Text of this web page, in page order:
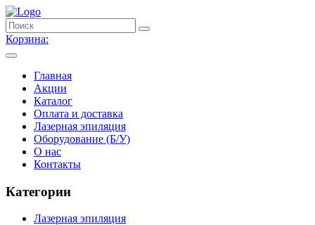
Корзина:
Главная
Акции
Каталог
Оплата и доставка
Лазерная эпиляция
Оборудование (Б/У)
О нас
Контакты
Категории
Лазерная эпиляция